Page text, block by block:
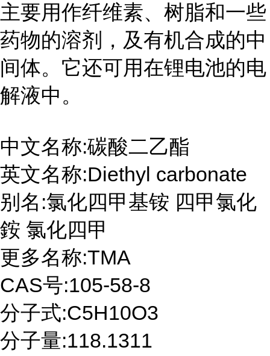
主要用作纤维素、树脂和一些
药物的溶剂，及有机合成的中
间体。它还可用在锂电池的电
解液中。
中文名称:碳酸二乙酯
英文名称:Diethyl carbonate
别名 :氯化四甲基铵 四甲氯化
銨 氯化四甲
更多名称:TMA
CAS号:105-58-8
分子式:C5H10O3
分子量:118.1311